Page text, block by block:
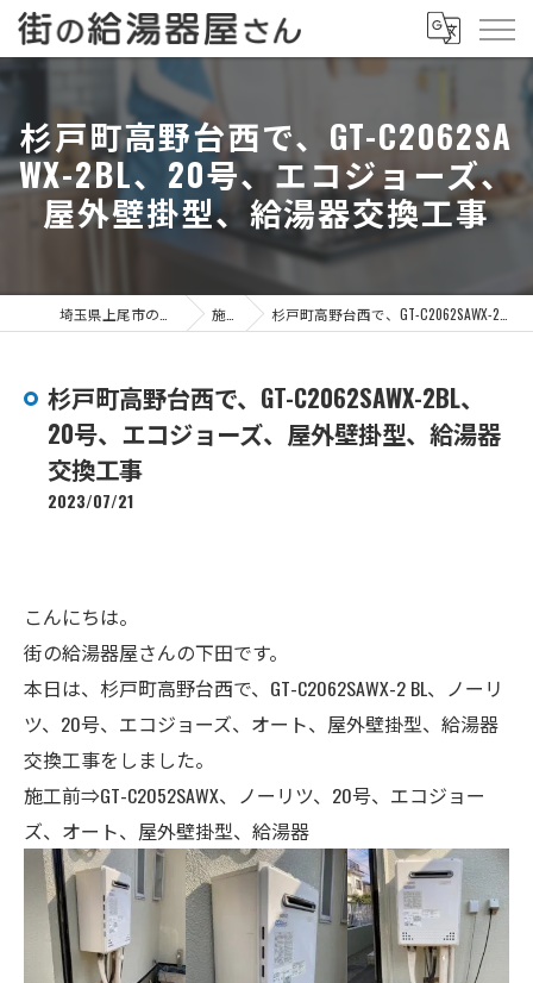
杉戸町高野台西で、GT-C2062SA
WX-2BL、20号、エコジョーズ、
屋外壁掛型、給湯器交換工事
施工事例 杉戸町高野台西で、GT-C2062SAWX-2BL、20号、エコジョーズ、屋外壁掛型、給湯器交換工事
杉戸町高野台西で、GT-C2062SAWX-2BL、
20号、エコジョーズ、屋外壁掛型、給湯器
交換工事
2023/07/21
こんにちは。
街の給湯器屋さんの下田です。
本日は、杉戸町高野台西で、GT-C2062SAWX-2 BL、ノーリ
ツ、20号、エコジョーズ、オート、屋外壁掛型、給湯器
交換工事をしました。
施工前⇒GT-C2052SAWX、ノーリツ、20号、エコジョー
ズ、オート、屋外壁掛型、給湯器